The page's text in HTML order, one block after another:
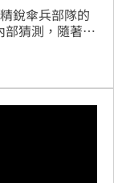
銳傘兵部隊的
猜測，隨著與